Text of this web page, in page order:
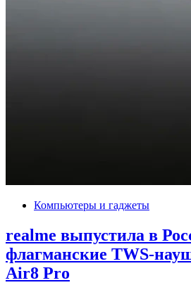
Компьютеры и гаджеты
realme выпустила в
флагманские TWS-
Air8 Pro